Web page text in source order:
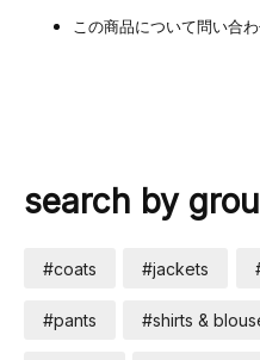
この商品について問い合
search by
#coats #jackets
#pants #shirts &